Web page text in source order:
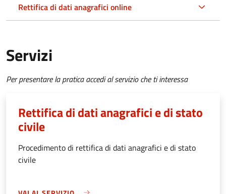
Rettifica di dati anagrafici online
Servizi
Per presentare la pratica accedi al servizio che ti interessa
Rettifica di dati anagrafici e di stato
civile
Procedimento di rettifica di dati anagrafici e di stato
civile